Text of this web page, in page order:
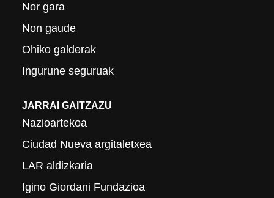
Nor gara
Non gaude
Ohiko galderak
Ingurune seguruak
JARRAI GAITZAZU
Nazioartekoa
Ciudad Nueva argitaletxea
LAR aldizkaria
Igino Giordani Fundazioa